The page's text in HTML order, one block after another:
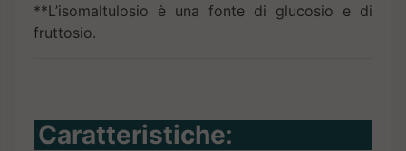
**L’isomaltulosio è una fonte di glucosio e di
fruttosio.
Caratteristiche: